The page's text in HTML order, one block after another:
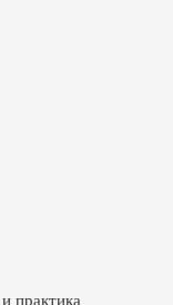
практика